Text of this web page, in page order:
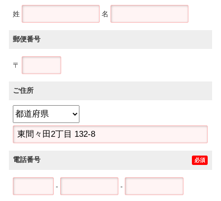
姓 名
郵便番号
〒
ご住所
電話番号 必須
- -